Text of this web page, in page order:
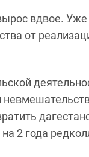
вдвое. Уже
от
2 года